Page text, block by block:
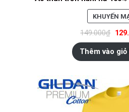
KHUYẾN
149.000₫
Thêm vào giỏ